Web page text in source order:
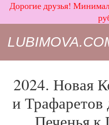
Дорогие друзья!
2024. Новая
и